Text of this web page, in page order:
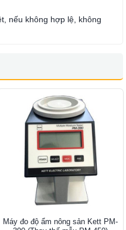
nếu không hợp lệ, không
Máy đo độ ẩm nông sản Kett PM-